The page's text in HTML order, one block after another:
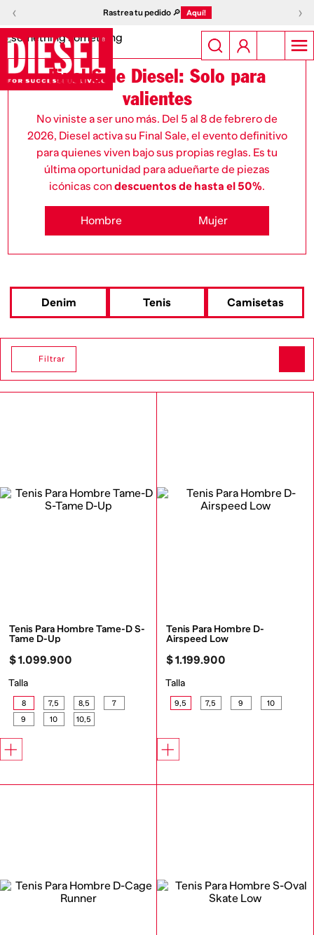
‹ Rastrea tu pedido 🔎 Aquí! ›
Final Sale Diesel: Solo para
valientes
No viniste a ser uno más. Del 5 al 8 de febrero de
2026, Diesel activa su Final Sale, el evento definitivo
para quienes viven bajo sus propias reglas. Es tu
última oportunidad para adueñarte de piezas
icónicas condescuentos de hasta el 50%.
Hombre Mujer
Denim Tenis Camisetas
Filtrar
Tenis Para Hombre Tame-D S-
Tame D-Up
$1.099.900
Talla
8 7,5 8,5
7
9
10 10,5
Tenis Para Hombre D-
Airspeed Low
$1.199.900
Talla
9,5 7,5 9 10